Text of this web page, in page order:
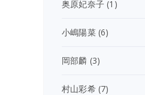
奥原妃奈子 (1)
小嶋陽菜(6)
岡部麟 (3)
村山彩希(7)